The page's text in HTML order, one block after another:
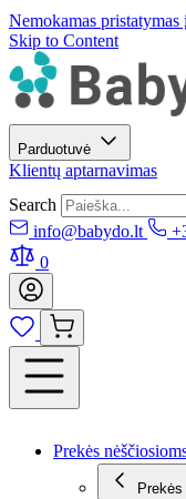
Nemokamas pristatymas
Skip to Content
Parduotuvė
Klientų aptarnavimas
Search
info@babydo.lt
0
Prekės